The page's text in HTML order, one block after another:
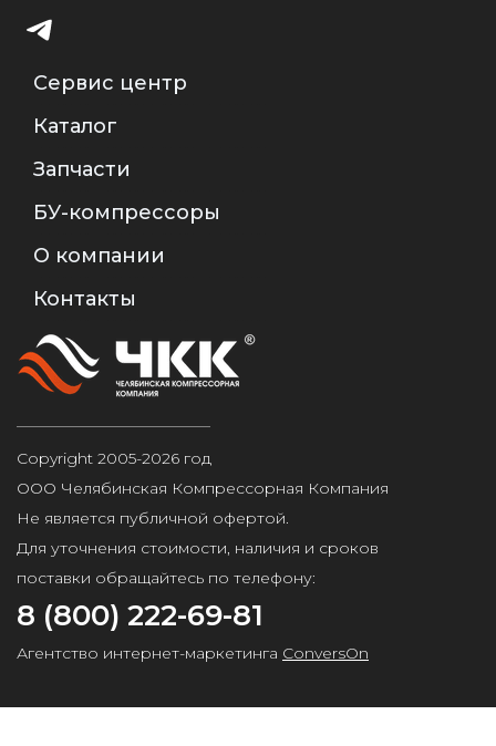
Сервис центр
Каталог
Запчасти
БУ-компрессоры
О компании
Контакты
Copyright 2005-2026 год
ООО Челябинская Компрессорная Компания
Не является публичной офертой.
Для уточнения стоимости, наличия и сроков
поставки обращайтесь по телефону:
8 (800) 222-69-81
Агентство интернет-маркетинга ConversOn